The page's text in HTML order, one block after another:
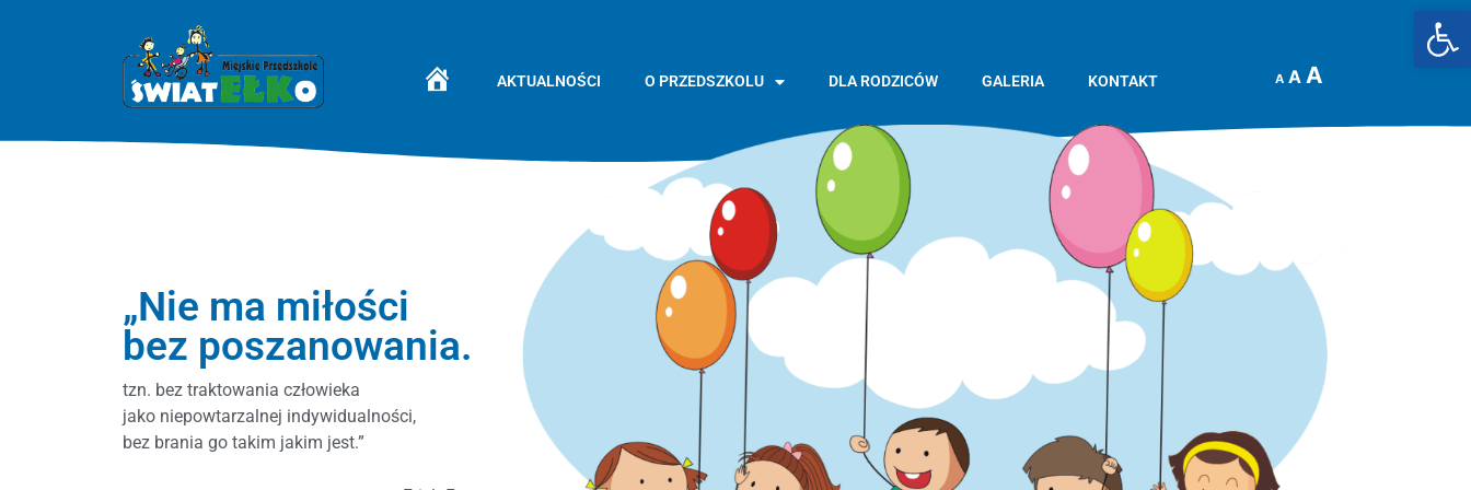
STRONA GŁÓWNA
AKTUALNOŚCI O PRZEDSZKOLU DLA RODZICÓW GALERIA KONTAKT A A A
„Nie ma miłości
bez poszanowania.
tzn. bez traktowania człowieka
jako niepowtarzalnej indywidualności,
bez brania go takim jakim jest.”